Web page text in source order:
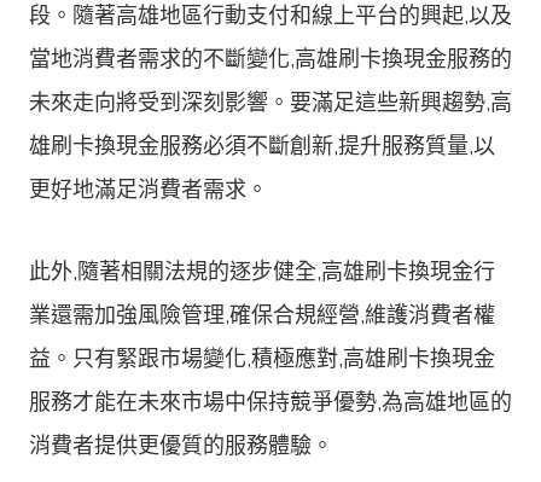
段。隨著高雄地區行動支付和線上平台的興起,以及
當地消費者需求的不斷變化,高雄刷卡換現金服務的
未來走向將受到深刻影響。要滿足這些新興趨勢,高
雄刷卡換現金服務必須不斷創新,提升服務質量,以
更好地滿足消費者需求。
此外,隨著相關法規的逐步健全,高雄刷卡換現金行
業還需加強風險管理,確保合規經營,維護消費者權
益。只有緊跟市場變化,積極應對,高雄刷卡換現金
服務才能在未來市場中保持競爭優勢,為高雄地區的
消費者提供更優質的服務體驗。